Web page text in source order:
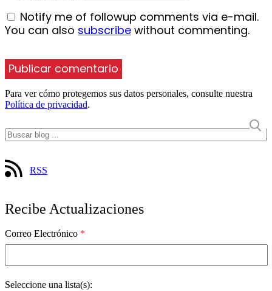
Notify me of followup comments via e-mail.
You can also subscribe without commenting.
Para ver cómo protegemos sus datos personales, consulte nuestra
Política de privacidad.
RSS
Recibe Actualizaciones
Correo Electrónico *
Seleccione una lista(s):